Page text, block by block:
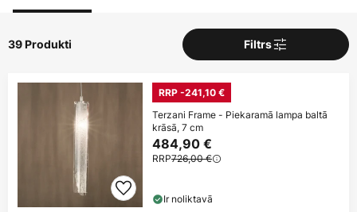
39 Produkti Filtrs
RRP -241,10 €
Terzani Frame - Piekaramā lampa baltā
krāsā, 7 cm
484,90 €
RRP726,00 €
Ir noliktavā